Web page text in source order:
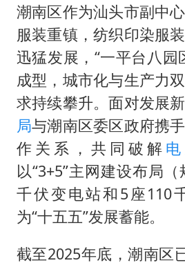
潮南区作为汕头市副中
服装重镇，纺织印染服
迅猛发展，“一平台八园
成型，城市化与生产力
求持续攀升。面对发展
局与潮南区委区政府携
作关系，共同破解
以“3+5”主网建设布局
千伏变电站和5座110
为“十五五”发展蓄能。
截至2025年底，潮南区